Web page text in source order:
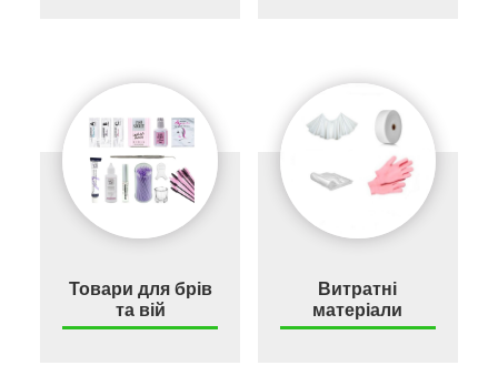
Товари для брів
та вій
Витратні
матеріали